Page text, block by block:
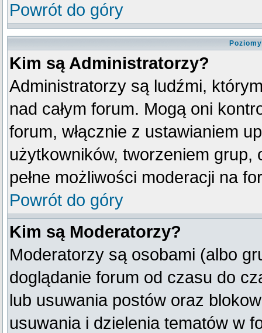
Powrót do góry
Kim są Administratorzy?
Administratorzy są ludźmi,
nad całym forum. Mogą oni
forum, włącznie z ustawianiem
użytkowników, tworzeniem
pełne możliwości moderacji na
Powrót do góry
Kim są Moderatorzy?
Moderatorzy są osobami (albo
doglądanie forum od czasu do
lub usuwania postów oraz
usuwania i dzielenia tematów w